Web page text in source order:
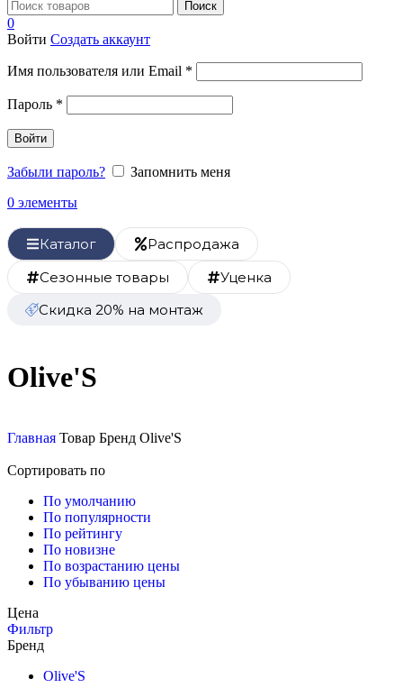
Поиск
0
Войти Создать аккаунт
Имя пользователя или Email *
Пароль *
Войти
Забыли пароль?
Запомнить меня
0 элементы
Каталог
Распродажа
Сезонные товары
Уценка
Скидка 20% на монтаж
Olive'S
Главная Товар Бренд Olive'S
Сортировать по
По умолчанию
По популярности
По рейтингу
По новизне
По возрастанию цены
По убыванию цены
Цена
Фильтр
Бренд
Olive'S